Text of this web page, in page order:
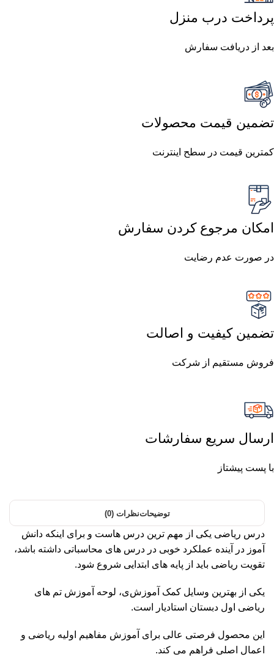
پرداخت درب منزل
بعد از دریافت سفارش
تضمین قیمت محصولات
کمترین قیمت در سطح اینترنت
امکان مرجوع کردن سفارش
در صورت عدم رضایت
تضمین کیفیت و اصالت
فروش مستقیم از شرکت
ارسال سریع سفارشات
با پست پیشتاز
توضیحاتنظرات (0)
درس ریاضی یکی از مهم ترین درس هاست و برای اینکه دانش
آموز در آینده عملکرد خوبی در درس های محاسباتی داشته باشد،
تقویت ریاضی باید از پایه های ابتدایی شروع شود.
یکی از بهترین وسایل کمک آموزش‌ی، لوحه آموزش‌ تم های
ریاضی اول دبستان استادیار است.
این محصول فرصتی عالی برای آموزش‌ مفاهیم اولیه ریاضی و
اعمال اصلی فراهم می کند.